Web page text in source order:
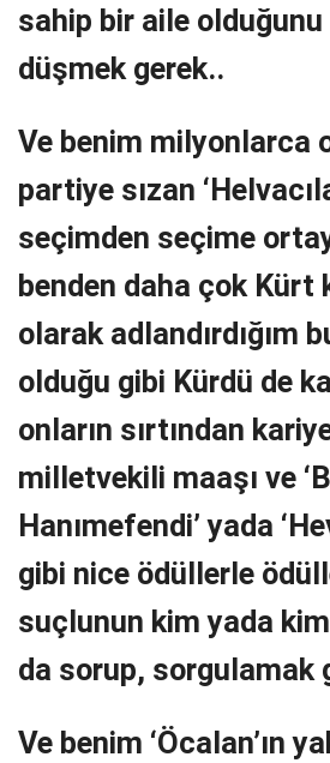
sahip bir aile
düşmek gerek..
Ve benim milyonlarca
partiye sızan
seçimden seçime
benden daha çok Kürt
olarak adlandırdığım
olduğu gibi Kürdü de
onların sırtından
milletvekili maaşı ve
Hanımefendi’ yada
gibi nice ödüllerle
suçlunun kim yada
da sorup, sorgulamak
Ve benim ‘Öcalan’ın